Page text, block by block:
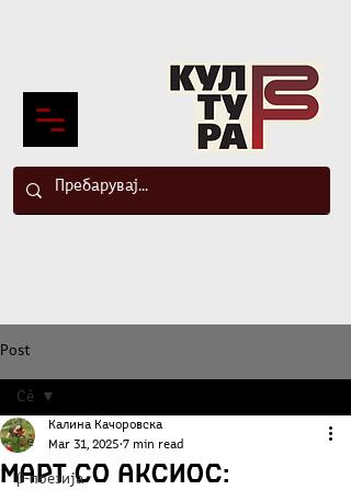
Post
Сè
β-поезија
Сè
Март со Аксиос:
Калина Качоровска
Mar 31, 2025 7 min read